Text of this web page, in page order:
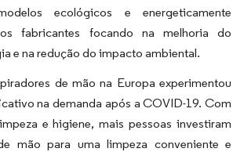
ecológicos e energeticamente
fabricantes focando na melhoria do
e na redução do impacto ambiental.
de mão na Europa experimentou
na demanda após a COVID-19. Com
e higiene, mais pessoas investiram
mão para uma limpeza conveniente e